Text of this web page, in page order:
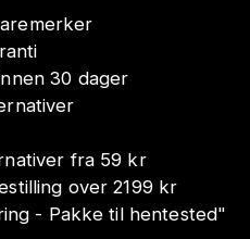
30 dager
fra 59 kr
over 2199 kr
- Pakke til hentested"